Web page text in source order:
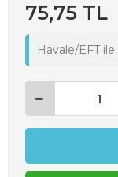
75,75 TL
Havale/EFT ile